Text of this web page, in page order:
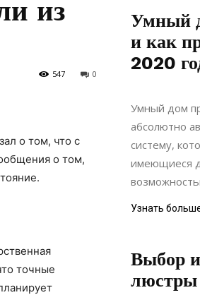
из
0
547
о том, что с
о том,
точные
Умный
и как
2020
19.09.2020
Умный дом
абсолютно
систему,
имеющиеся
Узнать
Выбор
люстры
04.06.2020